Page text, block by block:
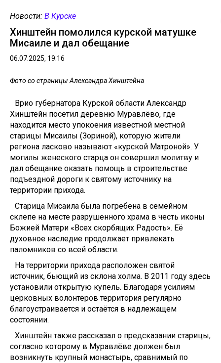
Новости: В Курске
Хинштейн помолился курской матушке
Мисаиле и дал обещание
06.07.2025, 19.16
Фото со страницы Александра Хинштейна
Врио губернатора Курской области Александр
Хинштейн посетил деревню Муравлёво, где
находится место упокоения известной местной
старицы Мисаилы (Зориной), которую жители
региона ласково называют «курской Матроной». У
могилы женеского старца он совершил молитву и
дал обещание оказать помощь в строительстве
подъездной дороги к святому источнику на
территории прихода.
Старица Мисаила была погребена в семейном
склепе на месте разрушенного храма в честь иконы
Божией Матери «Всех скорбящих Радость». Её
духовное наследие продолжает привлекать
паломников со всей области.
На территории прихода расположен святой
источник, бьющий из склона холма. В 2011 году здесь
установили открытую купель. Благодаря усилиям
церковных волонтёров территория регулярно
благоустраивается и остаётся в надлежащем
состоянии.
Хинштейн также рассказал о предсказании старицы,
согласно которому в Муравлёве должен был
возникнуть крупный монастырь, сравнимый по